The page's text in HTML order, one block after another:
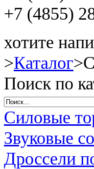
+7 (4855)
хотите
>Каталог>
Поиск по
Силовые
Звуковые
Дроссели